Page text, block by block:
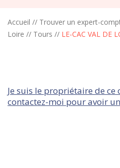
Accueil // Trouver un expert-
Loire // Tours // LE-CAC VAL DE
Je suis le propriétaire de ce
contactez-moi pour avoir